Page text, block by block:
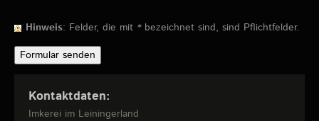
Hinweis : Felder, die mit *bezeichnet sind, sind Pflichtfelder.
Kontaktdaten:
Imkerei im Leiningerland